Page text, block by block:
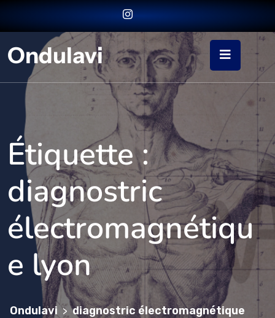
Ondulavi
Étiquette :
diagnostric
électromagnétiqu
e lyon
Ondulavi > diagnostric électromagnétique